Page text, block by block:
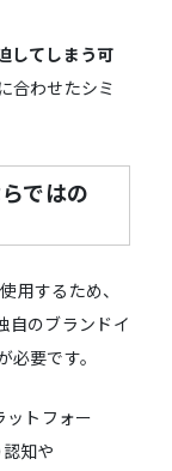
してしまう可
合わせたシミ
ではの
用するため、
自のブランドイ
要です。
ットフォー
知や